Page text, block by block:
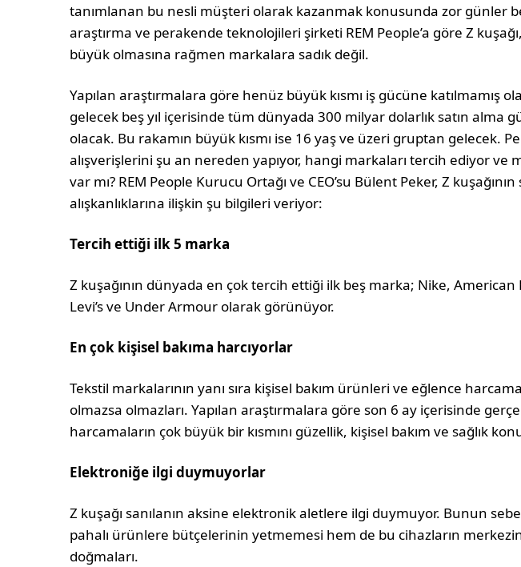
tanımlanan bu nesli müşteri olarak kazanmak konusunda zor günler
araştırma ve perakende teknolojileri şirketi REM People’a göre Z
büyük olmasına rağmen markalara sadık değil.
Yapılan araştırmalara göre henüz büyük kısmı iş gücüne katılmamış
gelecek beş yıl içerisinde tüm dünyada 300 milyar dolarlık satın alma
olacak. Bu rakamın büyük kısmı ise 16 yaş ve üzeri gruptan gelecek.
alışverişlerini şu an nereden yapıyor, hangi markaları tercih ediyor ve
var mı? REM People Kurucu Ortağı ve CEO’su Bülent Peker, Z kuşağının
alışkanlıklarına ilişkin şu bilgileri veriyor:
Tercih ettiği ilk 5 marka
Z kuşağının dünyada en çok tercih ettiği ilk beş marka; Nike, American
Levi’s ve Under Armour olarak görünüyor.
En çok kişisel bakıma harcıyorlar
Tekstil markalarının yanı sıra kişisel bakım ürünleri ve eğlence
olmazsa olmazları. Yapılan araştırmalara göre son 6 ay içerisinde
harcamaların çok büyük bir kısmını güzellik, kişisel bakım ve sağlık
Elektroniğe ilgi duymuyorlar
Z kuşağı sanılanın aksine elektronik aletlere ilgi duymuyor. Bunun
pahalı ürünlere bütçelerinin yetmemesi hem de bu cihazların
doğmaları.